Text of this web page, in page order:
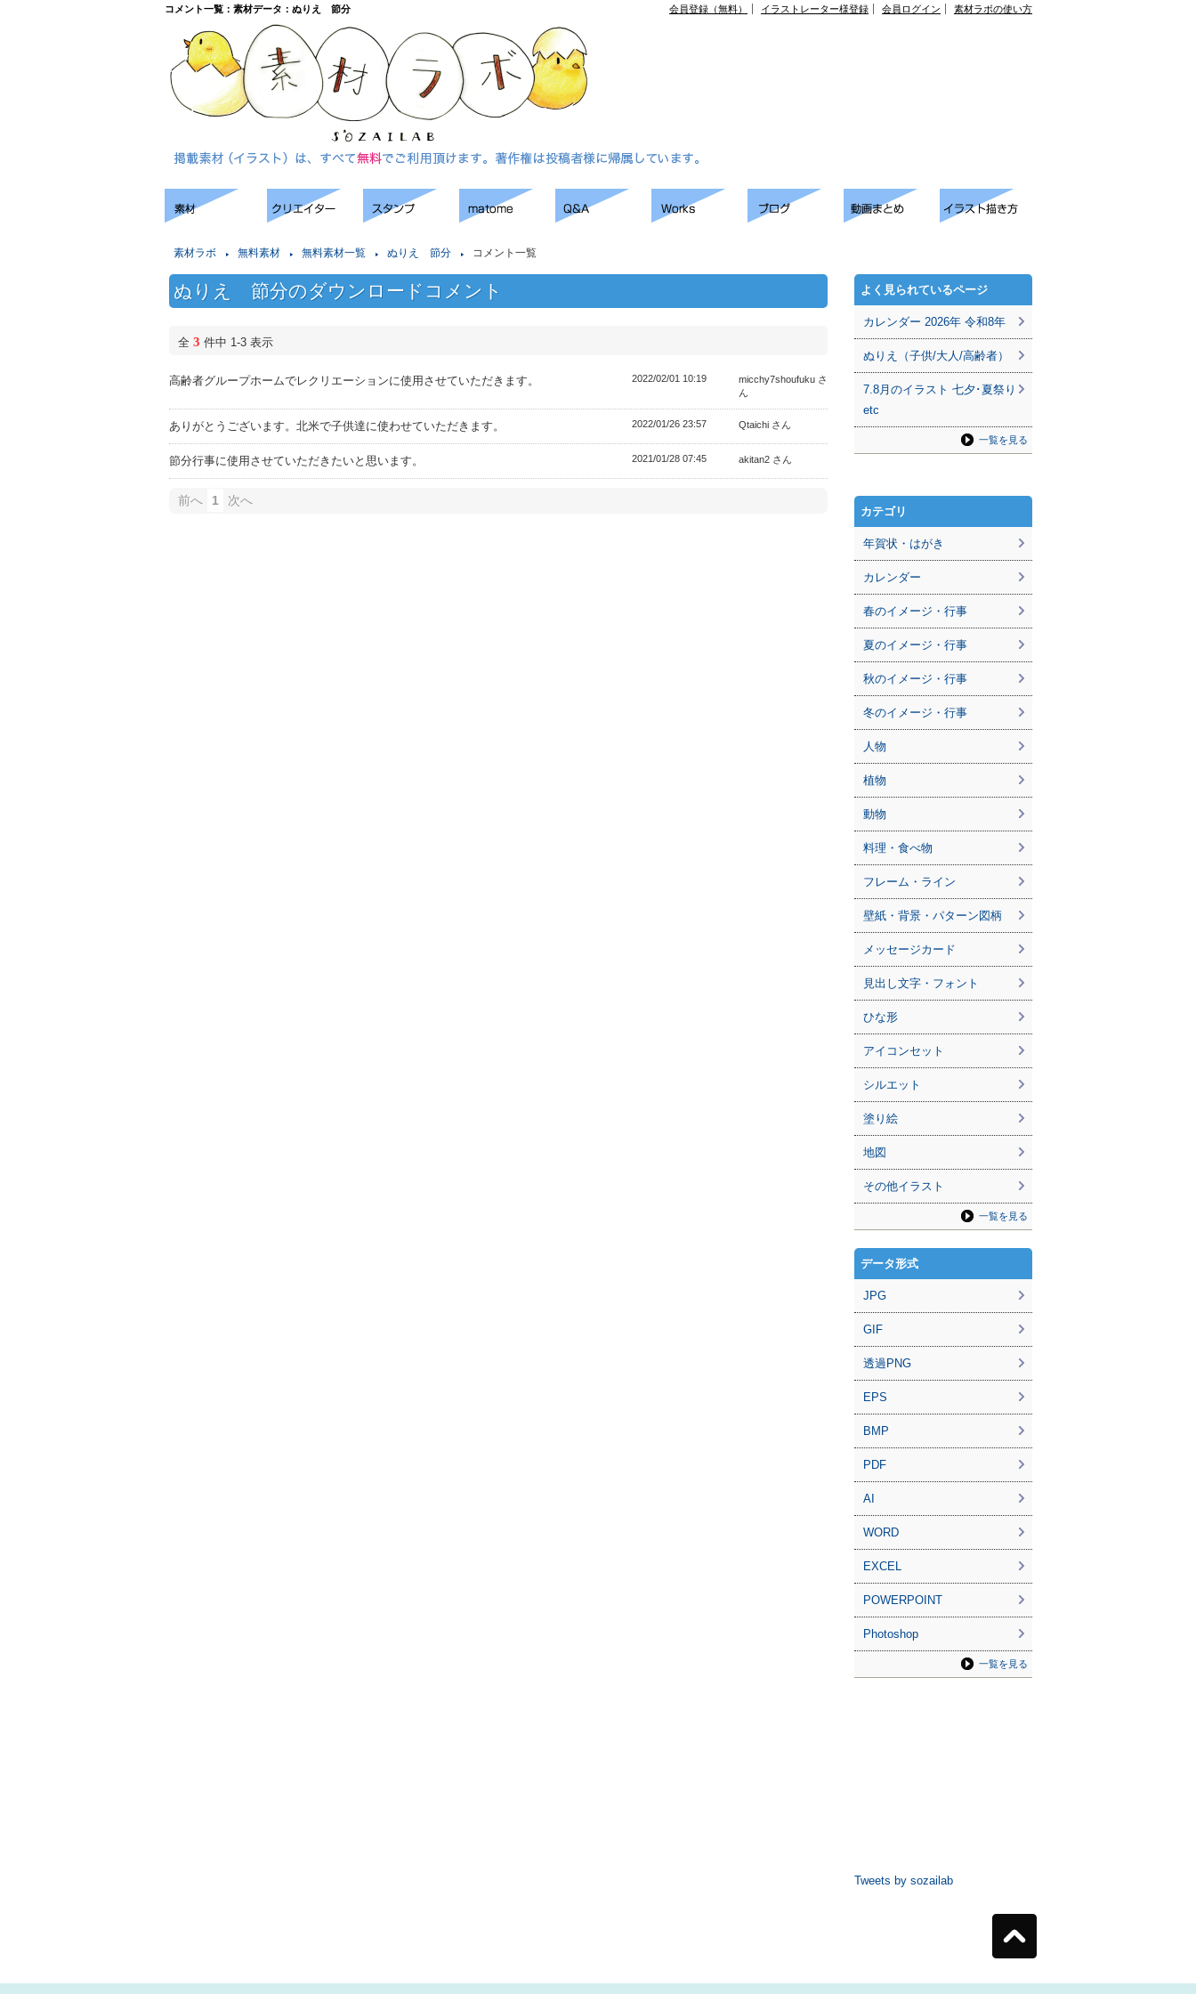
コメント一覧：素材データ：ぬりえ 節分 会員登録（無料） イラストレーター様登録 会員ログイン 素材ラボの使い方
素材ラボ 無料素材 無料素材一覧 ぬりえ 節分 コメント一覧
ぬりえ 節分のダウンロードコメント
全 3 件中 1-3 表示
高齢者グループホームでレクリエーションに使用させていただきます。 2022/02/01 10:19
micchy7shoufuku さ
ん
ありがとうございます。北米で子供達に使わせていただきます。 2022/01/26 23:57 Qtaichi さん
節分行事に使用させていただきたいと思います。 2021/01/28 07:45 akitan2 さん
前へ 1 次へ
よく見られているページ
カレンダー 2026年 令和8年
ぬりえ（子供/大人/高齢者）
7.8月のイラスト 七夕･夏祭り
etc
一覧を見る
カテゴリ
年賀状・はがき
カレンダー
春のイメージ・行事
夏のイメージ・行事
秋のイメージ・行事
冬のイメージ・行事
人物
植物
動物
料理・食べ物
フレーム・ライン
壁紙・背景・パターン図柄
メッセージカード
見出し文字・フォント
ひな形
アイコンセット
シルエット
塗り絵
地図
その他イラスト
一覧を見る
データ形式
JPG
GIF
透過PNG
EPS
BMP
PDF
AI
WORD
EXCEL
POWERPOINT
Photoshop
一覧を見る
Tweets by sozailab